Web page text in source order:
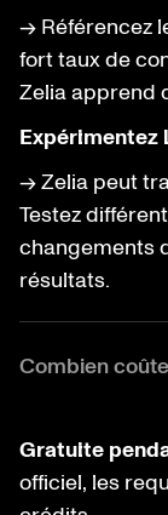
→ Référencez
fort taux de
Zelia apprend
Expérimentez
→ Zelia peut
Testez
changements
résultats.
Combien
Gratuite
officiel, les